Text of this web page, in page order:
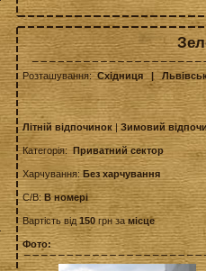
Розташування:Східниця |
Літній відпочинок | Зимовий
Категорія: Приватний сектор
Харчування: Без харчування
С/В: В номері
Вартість від150 грн за місце
Фото: